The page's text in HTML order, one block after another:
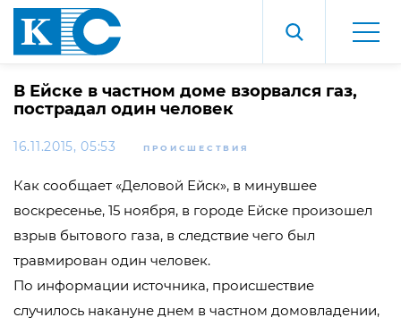
В Ейске в частном доме взорвался газ,
пострадал один человек
16.11.2015, 05:53 ПРОИСШЕСТВИЯ
Как сообщает «Деловой Ейск», в минувшее
воскресенье, 15 ноября, в городе Ейске произошел
взрыв бытового газа, в следствие чего был
травмирован один человек.
По информации источника, происшествие
случилось накануне днем в частном домовладении,